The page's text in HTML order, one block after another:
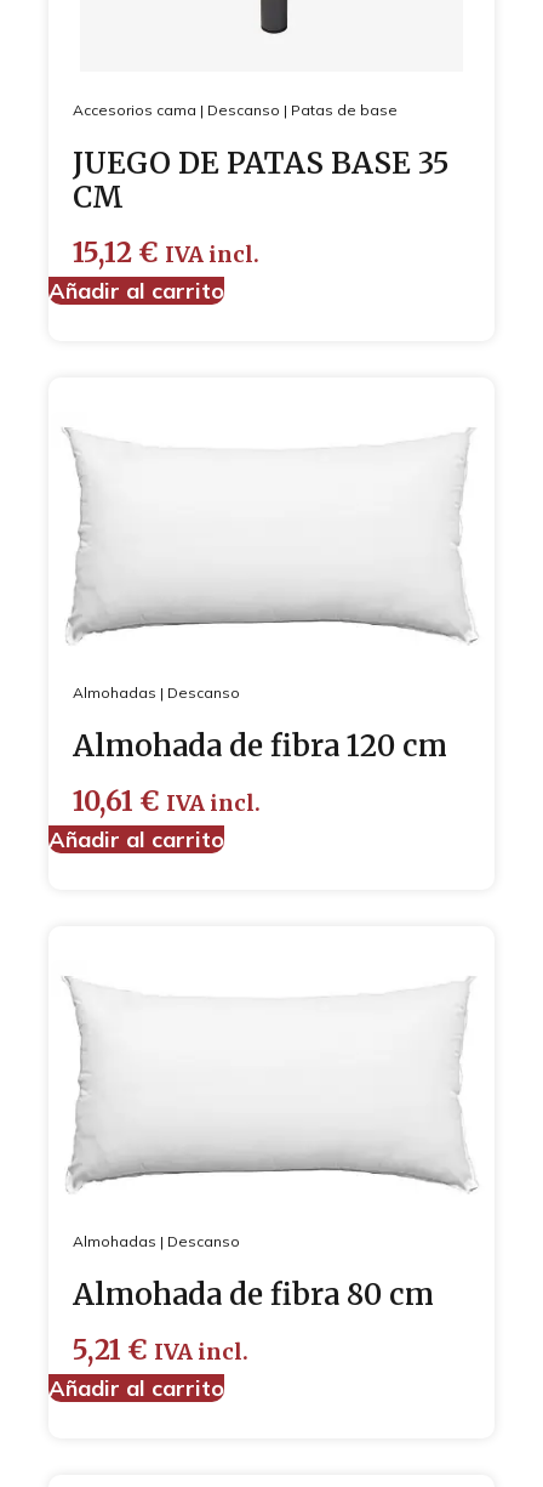
Accesorios cama | Descanso | Patas de base
JUEGO DE PATAS BASE 35
CM
15,12 € IVA incl.
Añadir al carrito
Almohadas | Descanso
Almohada de fibra 120 cm
10,61 € IVA incl.
Añadir al carrito
Almohadas | Descanso
Almohada de fibra 80 cm
5,21 € IVA incl.
Añadir al carrito